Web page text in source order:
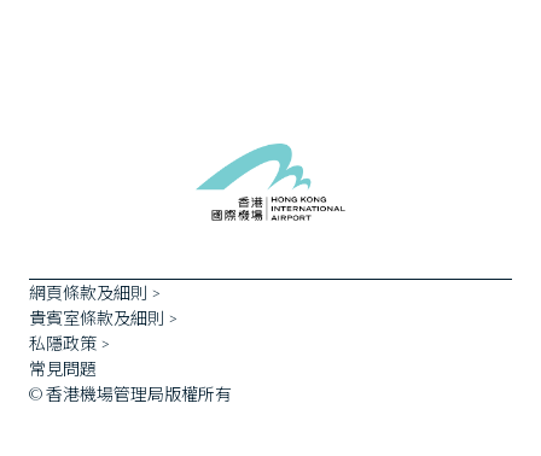
網頁條款及細則 >
貴賓室條款及細則 >
私隱政策 >
常見問題
©香港機場管理局版權所有